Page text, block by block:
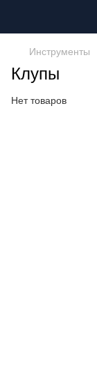
Инструменты
Клупы
Нет товаров